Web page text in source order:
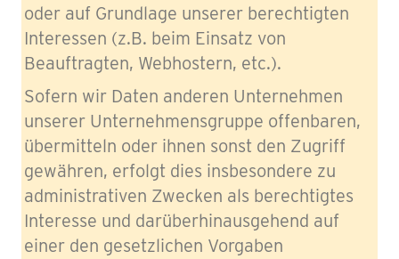
oder auf Grundlage unserer berechtigten
Interessen (z.B. beim Einsatz von
Beauftragten, Webhostern, etc.).
Sofern wir Daten anderen Unternehmen
unserer Unternehmensgruppe offenbaren,
übermitteln oder ihnen sonst den Zugriff
gewähren, erfolgt dies insbesondere zu
administrativen Zwecken als berechtigtes
Interesse und darüberhinausgehend auf
einer den gesetzlichen Vorgaben